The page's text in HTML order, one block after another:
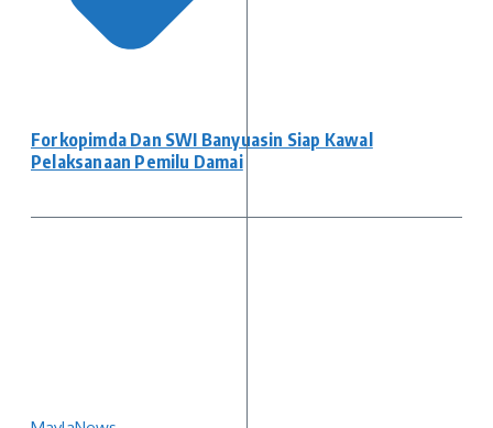
Forkopimda Dan SWI Banyuasin Siap Kawal
Pelaksanaan Pemilu Damai